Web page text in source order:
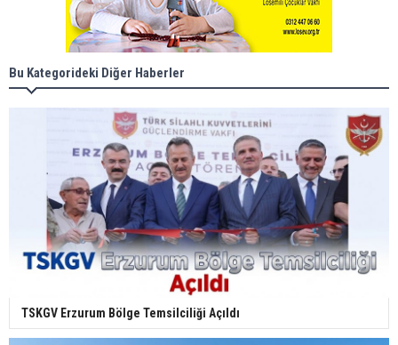
Bu Kategorideki Diğer Haberler
TSKGV Erzurum Bölge Temsilciliği Açıldı